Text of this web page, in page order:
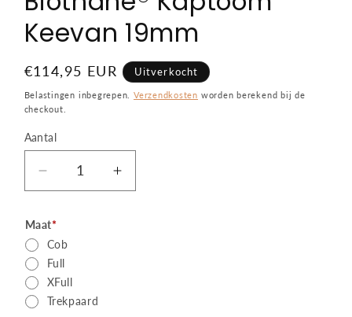
Keevan 19mm
Normale
prijs
€114,95 EUR Uitverkocht
Belastingen inbegrepen. Verzendkosten worden berekend bij de
checkout.
Aantal
Aantal
Aantal
verlagen
Biothane®
Kaptoom
Keevan
19mm
Aantal
verhogen
Maat*
Cob
Full
XFull
Trekpaard